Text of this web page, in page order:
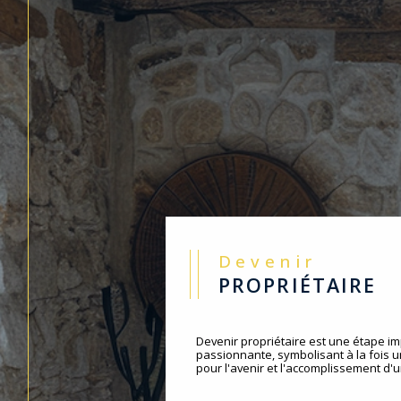
Devenir
PROPRIÉTAIRE
Devenir propriétaire est une étape
passionnante, symbolisant à la fois
pour l'avenir et l'accomplissement